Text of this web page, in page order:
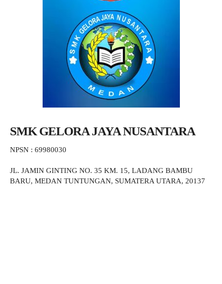
SMK GELORA JAYA NUSANTARA
NPSN : 69980030
JL. JAMIN GINTING NO. 35 KM. 15, LADANG BAMBU
BARU, MEDAN TUNTUNGAN, SUMATERA UTARA, 20137